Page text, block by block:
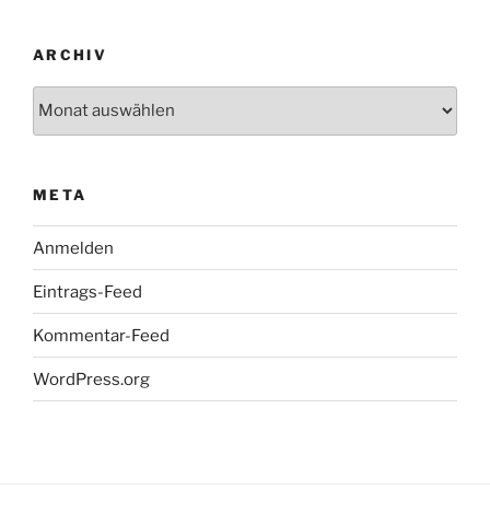
ARCHIV
META
Anmelden
Eintrags-Feed
Kommentar-Feed
WordPress.org